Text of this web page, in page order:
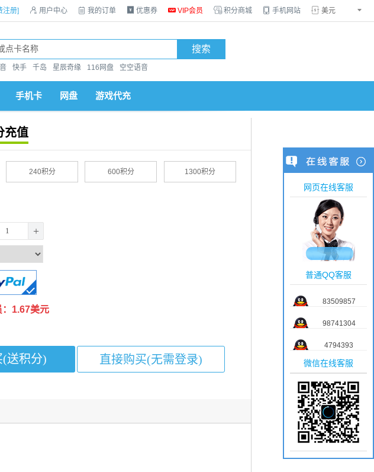
注册]  用户中心  我的订单  优惠券  VIP会员 积分商城  手机网站  
搜索
快手 千岛 星辰奇缘 116网盘 空空语音
手机卡 网盘 游戏代充
充值
240积分 600积分 1300积分
+
1.67美元
网页在线客服
普通QQ客服
83509857
98741304
4794393
微信在线客服